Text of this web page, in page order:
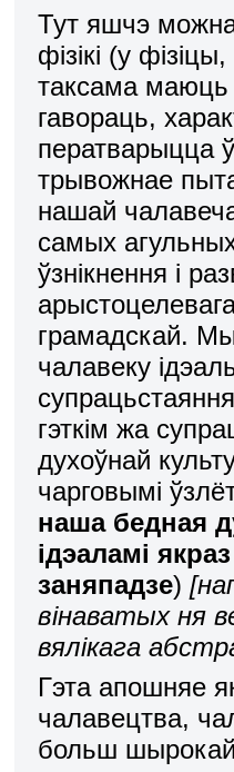
Тут яшчэ
фізікі (у
таксама маюць
гавораць,
ператварыцца
трывожнае
нашай
самых
ўзнікнення і
грамадскай.
чалавеку
гэткім жа
духоўнай
чарговымі
наша бедная
ідэаламі
заняпадзе)
вінаватых ня
вялікага
Гэта апошняе
чалавецтва,
больш